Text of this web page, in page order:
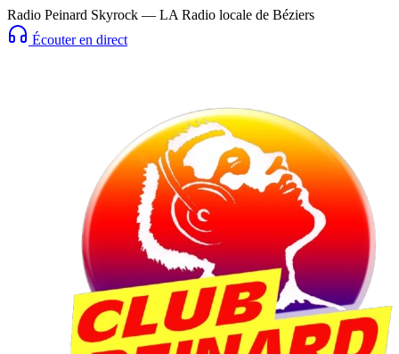
Radio Peinard Skyrock — LA Radio locale de Béziers
Écouter en direct